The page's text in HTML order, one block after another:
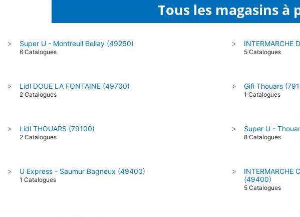
Tous les magasins
> Super U - Montreuil Bellay (49260)
6 Catalogues
> INTERMARCHE
5 Catalogues
> Lidl DOUE LA FONTAINE (49700)
2 Catalogues
> Gifi Thouars
1 Catalogues
> Lidl THOUARS (79100)
2 Catalogues
> Super U -
8 Catalogues
> U Express - Saumur Bagneux (49400)
1 Catalogues
>
INTERMARCHE
(49400)
5 Catalogues